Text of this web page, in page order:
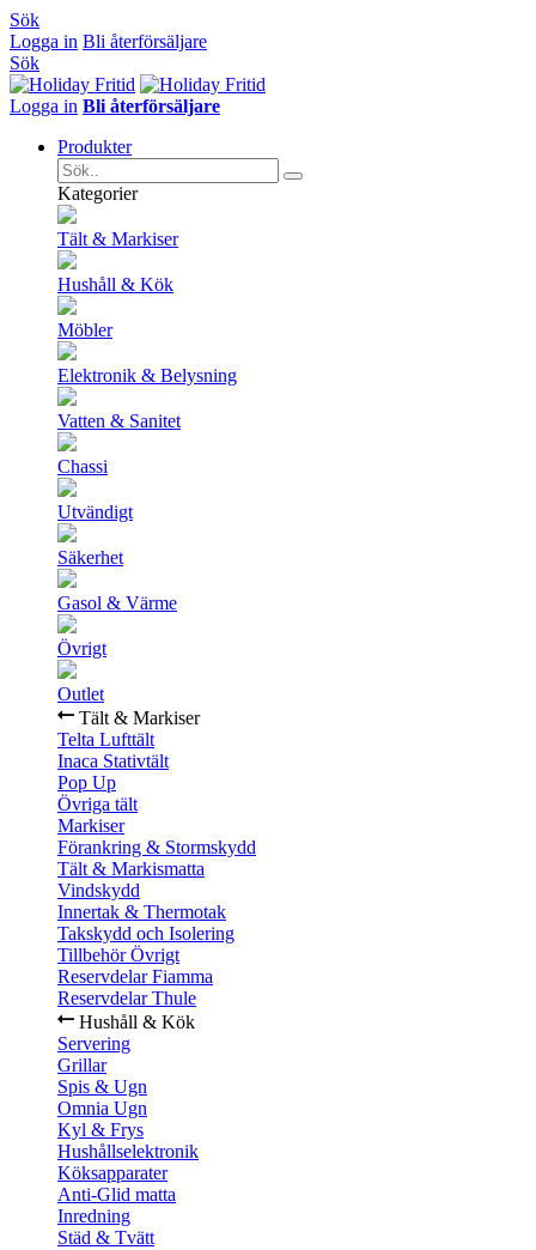
Sök
Logga in Bli återförsäljare
Sök
Logga in Bli återförsäljare
Produkter
Kategorier
Tält & Markiser
Hushåll & Kök
Möbler
Elektronik & Belysning
Vatten & Sanitet
Chassi
Utvändigt
Säkerhet
Gasol & Värme
Övrigt
Outlet
Tält & Markiser
Telta Lufttält
Inaca Stativtält
Pop Up
Övriga tält
Markiser
Förankring & Stormskydd
Tält & Markismatta
Vindskydd
Innertak & Thermotak
Takskydd och Isolering
Tillbehör Övrigt
Reservdelar Fiamma
Reservdelar Thule
Hushåll & Kök
Servering
Grillar
Spis & Ugn
Omnia Ugn
Kyl & Frys
Hushållselektronik
Köksapparater
Anti-Glid matta
Inredning
Städ & Tvätt